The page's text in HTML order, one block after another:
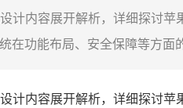
计内容展开解析，详细探讨
功能布局、安全保障等方面
计内容展开解析，详细探讨